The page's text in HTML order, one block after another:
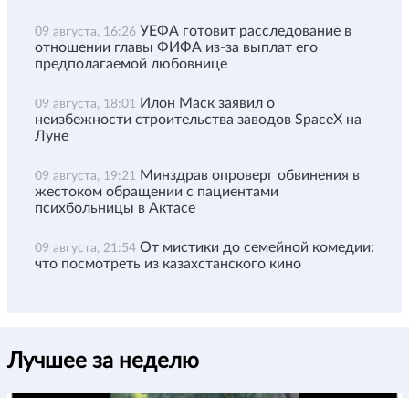
09 августа, 16:26 УЕФА готовит расследование в
отношении главы ФИФА из-за выплат его
предполагаемой любовнице
09 августа, 18:01 Илон Маск заявил о
неизбежности строительства заводов SpaceX на
Луне
09 августа, 19:21 Минздрав опроверг обвинения в
жестоком обращении с пациентами
психбольницы в Актасе
09 августа, 21:54 От мистики до семейной комедии:
что посмотреть из казахстанского кино
Лучшее за неделю